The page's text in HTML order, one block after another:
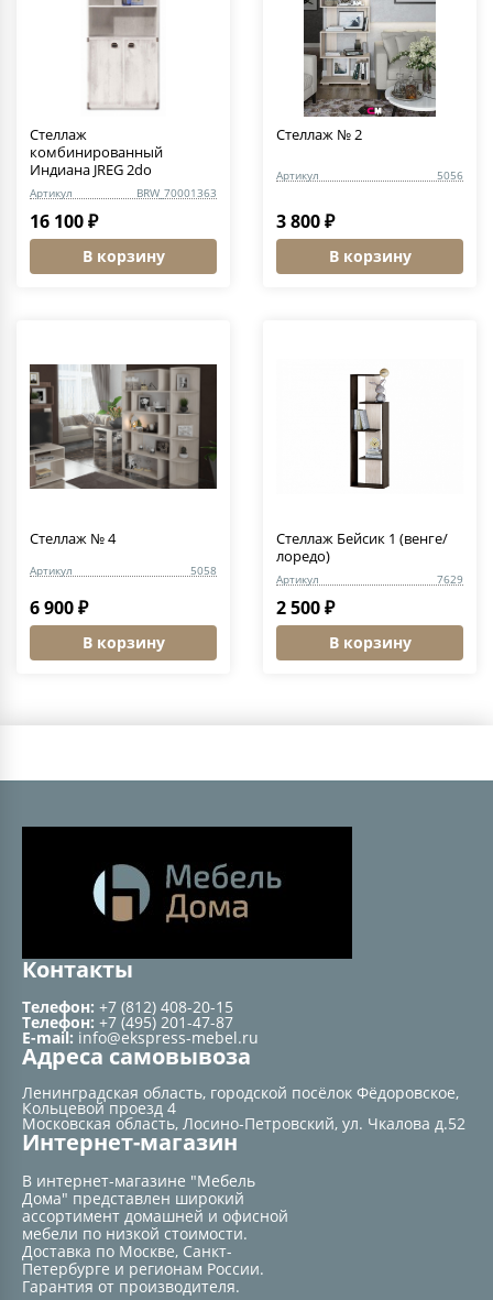
Стеллаж
комбинированный
Индиана JREG 2do
Артикул BRW_70001363
16 100 ₽
В корзину
Стеллаж № 2
Артикул 5056
3 800 ₽
В корзину
Стеллаж № 4
Артикул 5058
6 900 ₽
В корзину
Стеллаж Бейсик 1 (венге/
лоредо)
Артикул 7629
2 500 ₽
В корзину
Контакты
Телефон: +7 (812) 408-20-15
Телефон: +7 (495) 201-47-87
E-mail: info@ekspress-mebel.ru
Адреса самовывоза
Ленинградская область, городской посёлок Фёдоровское,
Кольцевой проезд 4
Московская область, Лосино-Петровский, ул. Чкалова д.52
Интернет-магазин
В интернет-магазине "Мебель
Дома" представлен широкий
ассортимент домашней и офисной
мебели по низкой стоимости.
Доставка по Москве, Санкт-
Петербурге и регионам России.
Гарантия от производителя.